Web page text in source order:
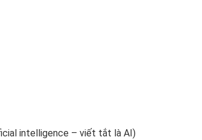
intelligence – viết tắt là AI)